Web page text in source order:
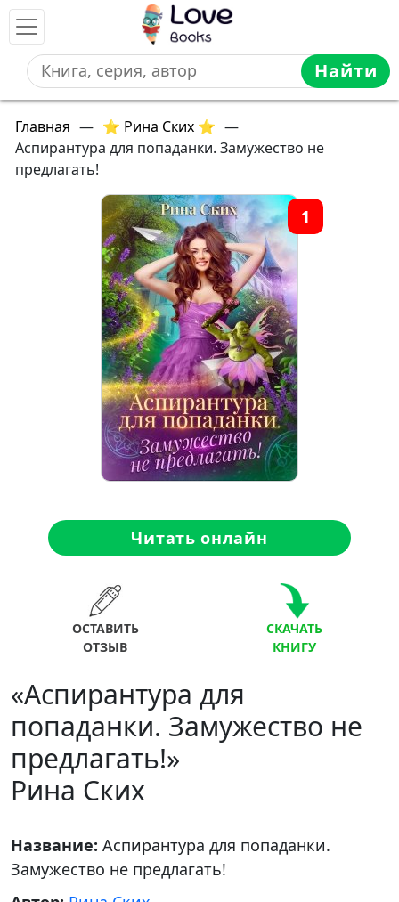
Найти
Главная — ⭐ Рина Ских ⭐ —
Аспирантура для попаданки. Замужество не
предлагать!
1
Читать онлайн
ОСТАВИТЬ
ОТЗЫВ
СКАЧАТЬ
КНИГУ
«Аспирантура для
попаданки. Замужество не
предлагать!»
Рина Ских
Название: Аспирантура для попаданки.
Замужество не предлагать!